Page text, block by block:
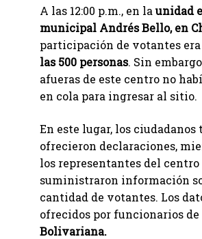
A las 12:00 p.m., en la unidad
municipal Andrés Bello, en
participación de votantes era
las 500 personas. Sin
afueras de este centro no
en cola para ingresar al sitio.
En este lugar, los ciudadanos
ofrecieron declaraciones,
los representantes del centro
suministraron información
cantidad de votantes. Los
ofrecidos por funcionarios de
Bolivariana.